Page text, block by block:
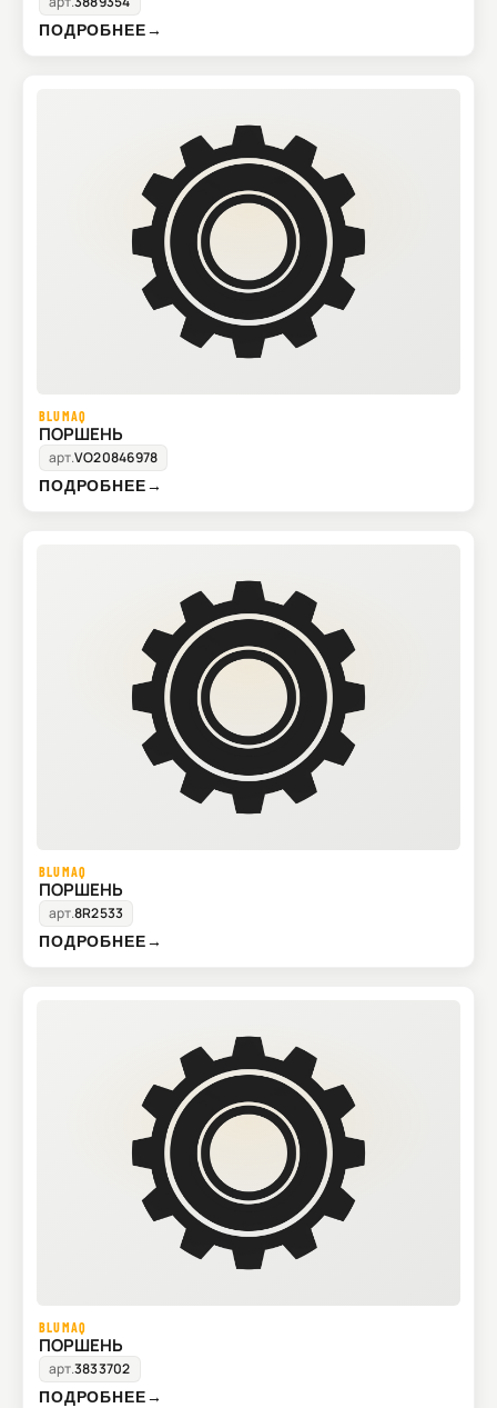
ПОДРОБНЕЕ→
BLUMAQ
ПОРШЕНЬ
арт.VO20846978
ПОДРОБНЕЕ→
BLUMAQ
ПОРШЕНЬ
арт.8R2533
ПОДРОБНЕЕ→
BLUMAQ
ПОРШЕНЬ
арт.3833702
ПОДРОБНЕЕ→